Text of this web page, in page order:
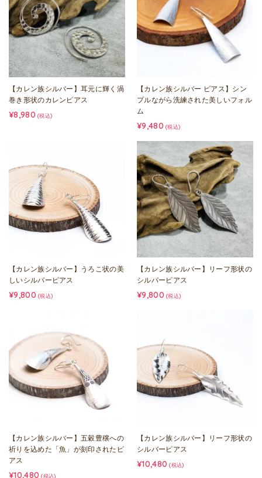
【カレン族シルバー】耳元に輝く渦
巻き形状のカレンピアス
¥8,980 (税込)
【カレン族シルバー ピアス】シン
プルながら洗練された美しいフォル
ム
¥9,480 (税込)
【カレン族シルバー】うろこ状の美
しいシルバーピアス
¥9,800 (税込)
【カレン族シルバー】リーフ形状の
シルバーピアス
¥9,800 (税込)
【カレン族シルバー】五穀豊穣への
祈りを込めた「魚」が刻印されたピ
アス
¥10,480 (税込)
【カレン族シルバー】リーフ形状の
シルバーピアス
¥10,480 (税込)